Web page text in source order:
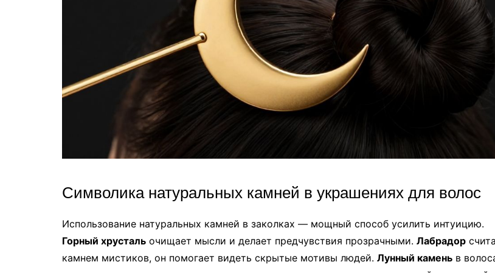
Символика натуральных камней в украшениях для волос
Использование натуральных камней в заколках — мощный способ усилить интуицию.
Горный хрусталь очищает мысли и делает предчувствия прозрачными. Лабрадор
камнем мистиков, он помогает видеть скрытые мотивы людей. Лунный камень в